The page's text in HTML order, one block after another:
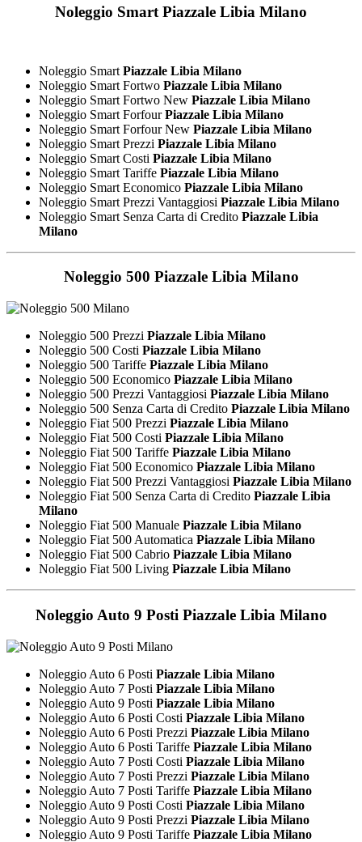
Noleggio Smart Piazzale Libia Milano
Noleggio Smart Piazzale Libia Milano
Noleggio Smart Fortwo Piazzale Libia Milano
Noleggio Smart Fortwo New Piazzale Libia Milano
Noleggio Smart ForfourPiazzale Libia Milano
Noleggio Smart Forfour New Piazzale Libia Milano
Noleggio Smart Prezzi Piazzale Libia Milano
Noleggio Smart Costi Piazzale Libia Milano
Noleggio Smart Tariffe Piazzale Libia Milano
Noleggio Smart Economico Piazzale Libia Milano
Noleggio Smart Prezzi Vantaggiosi Piazzale Libia Milano
Noleggio Smart Senza Carta di Credito Piazzale Libia
Milano
Noleggio 500 Piazzale Libia Milano
Noleggio 500 Prezzi Piazzale Libia Milano
Noleggio 500 Costi Piazzale Libia Milano
Noleggio 500 Tariffe Piazzale Libia Milano
Noleggio 500 Economico Piazzale Libia Milano
Noleggio 500 Prezzi Vantaggiosi Piazzale Libia Milano
Noleggio 500 Senza Carta di Credito Piazzale Libia Milano
Noleggio Fiat 500 Prezzi Piazzale Libia Milano
Noleggio Fiat 500 Costi Piazzale Libia Milano
Noleggio Fiat 500 Tariffe Piazzale Libia Milano
Noleggio Fiat 500 Economico Piazzale Libia Milano
Noleggio Fiat 500 Prezzi Vantaggiosi Piazzale Libia Milano
Noleggio Fiat 500 Senza Carta di Credito Piazzale Libia
Milano
Noleggio Fiat 500 Manuale Piazzale Libia Milano
Noleggio Fiat 500 Automatica Piazzale Libia Milano
Noleggio Fiat 500 Cabrio Piazzale Libia Milano
Noleggio Fiat 500 Living Piazzale Libia Milano
Noleggio Auto 9 Posti Piazzale Libia Milano
Noleggio Auto 6 Posti Piazzale Libia Milano
Noleggio Auto 7 Posti Piazzale Libia Milano
Noleggio Auto 9 Posti Piazzale Libia Milano
Noleggio Auto 6 Posti Costi Piazzale Libia Milano
Noleggio Auto 6 Posti Prezzi Piazzale Libia Milano
Noleggio Auto 6 Posti Tariffe Piazzale Libia Milano
Noleggio Auto 7 Posti Costi Piazzale Libia Milano
Noleggio Auto 7 Posti Prezzi Piazzale Libia Milano
Noleggio Auto 7 Posti Tariffe Piazzale Libia Milano
Noleggio Auto 9 Posti Costi Piazzale Libia Milano
Noleggio Auto 9 Posti Prezzi Piazzale Libia Milano
Noleggio Auto 9 Posti Tariffe Piazzale Libia Milano